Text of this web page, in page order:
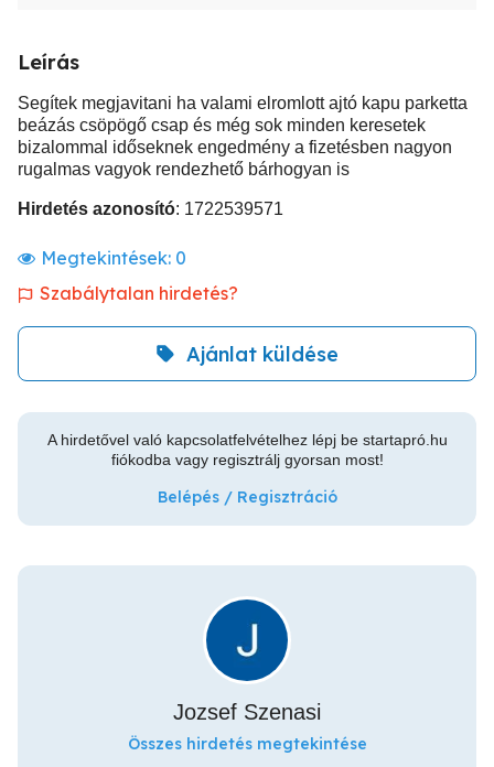
Leírás
Segítek megjavitani ha valami elromlott ajtó kapu parketta
beázás csöpögő csap és még sok minden keresetek
bizalommal időseknek engedmény a fizetésben nagyon
rugalmas vagyok rendezhető bárhogyan is
Hirdetés azonosító: 1722539571
Megtekintések: 0
Szabálytalan hirdetés?
Ajánlat küldése
A hirdetővel való kapcsolatfelvételhez lépj be startapró.hu
fiókodba vagy regisztrálj gyorsan most!
Belépés / Regisztráció
Jozsef Szenasi
Összes hirdetés megtekintése